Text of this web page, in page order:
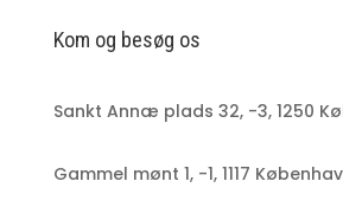
Kom og besøg os
Sankt Annæ plads 32, -3, 1250
Gammel mønt 1, -1, 1117